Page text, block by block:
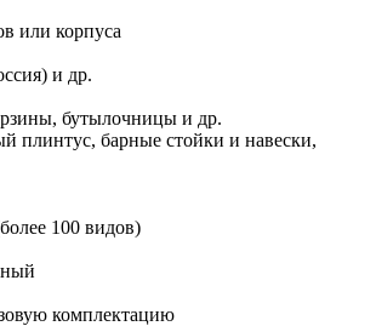
или корпуса
и др.
бутылочницы и др.
плинтус, барные стойки и навески,
100 видов)
комплектацию